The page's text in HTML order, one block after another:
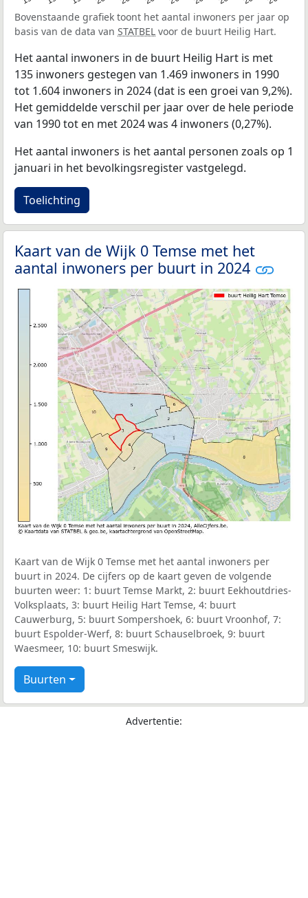
Bovenstaande grafiek toont het aantal inwoners per jaar op
basis van de data van STATBEL voor de buurt Heilig Hart.
Het aantal inwoners in de buurt Heilig Hart is met
135 inwoners gestegen van 1.469 inwoners in 1990
tot 1.604 inwoners in 2024 (dat is een groei van 9,2%).
Het gemiddelde verschil per jaar over de hele periode
van 1990 tot en met 2024 was 4 inwoners (0,27%).
Het aantal inwoners is het aantal personen zoals op 1
januari in het bevolkingsregister vastgelegd.
Toelichting
Kaart van de Wijk 0 Temse met het
aantal inwoners per buurt in 2024
Kaart van de Wijk 0 Temse met het aantal inwoners per
buurt in 2024. De cijfers op de kaart geven de volgende
buurten weer: 1: buurt Temse Markt, 2: buurt Eekhoutdries-
Volksplaats, 3: buurt Heilig Hart Temse, 4: buurt
Cauwerburg, 5: buurt Sompershoek, 6: buurt Vroonhof, 7:
buurt Espolder-Werf, 8: buurt Schauselbroek, 9: buurt
Waesmeer, 10: buurt Smeswijk.
Buurten
Advertentie: